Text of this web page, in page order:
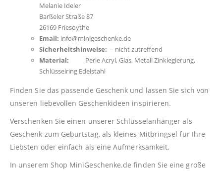
Melanie Ideler
Barßeler Straße 87
26169 Friesoythe
Email: info@minigeschenke.de
Sicherheitshinweise: – nicht zutreffend
Material: Perle Acryl, Glas, Metall Zinklegierung,
Schlüsselring Edelstahl
Finden Sie das passende Geschenk und lassen Sie sich von
unseren liebevollen Geschenkideen inspirieren.
Verschenken Sie einen unserer Schlüsselanhänger als
Geschenk zum Geburtstag, als kleines Mitbringsel für Ihre
Liebsten oder einfach als eine Aufmerksamkeit.
In unserem Shop MiniGeschenke.de finden Sie eine große